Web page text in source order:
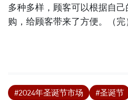
多种多样，顾客可以根据自
购，给顾客带来了方便。（完
#2024年圣诞节市场 #圣诞节